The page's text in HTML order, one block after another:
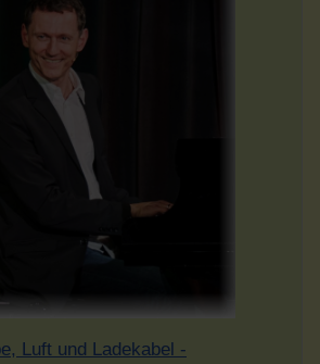
Luft und Ladekabel -